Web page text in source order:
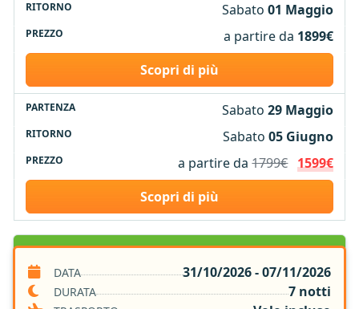
Sabato01 Maggio
a partire da 1899€
Scopri di più
Sabato29 Maggio
Sabato05 Giugno
a partire da1799€ 1599€
Scopri di più
Volo A/R
DATA 31/10/2026 - 07/11/2026
DURATA 7 notti